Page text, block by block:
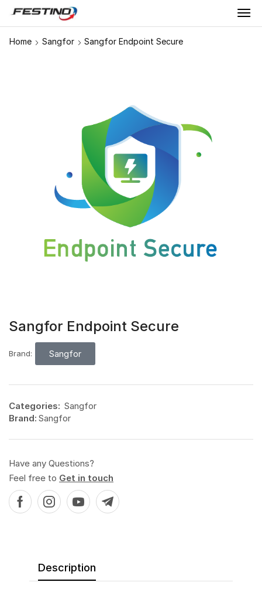
Home Sangfor Sangfor Endpoint Secure
Sangfor Endpoint Secure
Brand: Sangfor
Categories: Sangfor
Brand: Sangfor
Have any Questions?
Feel free to Get in touch
Description